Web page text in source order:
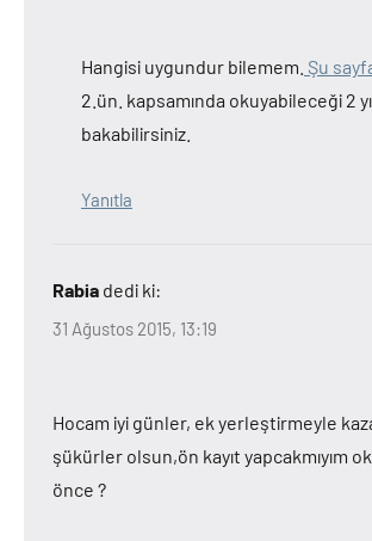
Hangisi uygundur bilemem. Şu
2.ün. kapsamında okuyabileceği 2
bakabilirsiniz.
Yanıtla
Rabia dedi ki:
31 Ağustos 2015, 13:19
Hocam iyi günler, ek yerleştirmeyle
şükürler olsun,ön kayıt yapcakmıyım
önce ?